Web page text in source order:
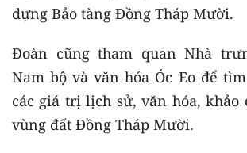
dựng Bảo tàng Đồng Tháp Mười.
Đoàn cũng tham quan Nhà
Nam bộ và văn hóa Óc Eo để
các giá trị lịch sử, văn hóa, khảo
vùng đất Đồng Tháp Mười.